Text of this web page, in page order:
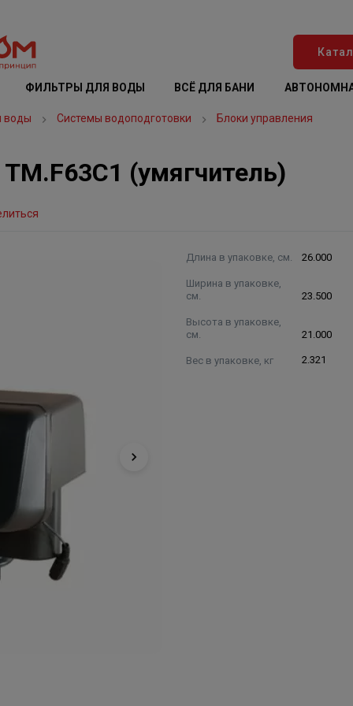
ФИЛЬТРЫ ДЛЯ ВОДЫ ВСЁ ДЛЯ БАНИ
воды Системы водоподготовки Блоки управления
(умягчитель)
Длина в упаковке, см. 26.000
Ширина в упаковке,
см.
23.500
Высота в упаковке,
см.
21.000
Вес в упаковке, кг 2.321